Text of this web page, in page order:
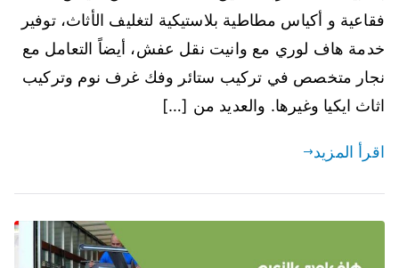
فقاعية و أكياس مطاطية بلاستيكية لتغليف الأثاث، توفير
خدمة هاف لوري مع وانيت نقل عفش، أيضاً التعامل مع
نجار متخصص في تركيب ستائر وفك غرف نوم وتركيب
اثاث ايكيا وغيرها. والعديد من […]
اقرأ المزيد